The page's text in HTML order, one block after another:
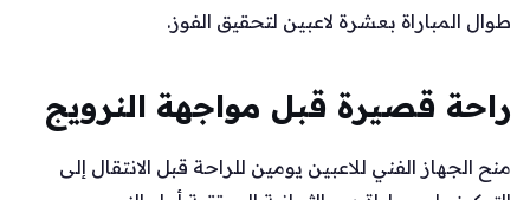
طوال المباراة بعشرة لاعبين لتحقيق الفوز.
راحة قصيرة قبل مواجهة النرويج
منح الجهاز الفني للاعبين يومين للراحة قبل الانتقال إلى